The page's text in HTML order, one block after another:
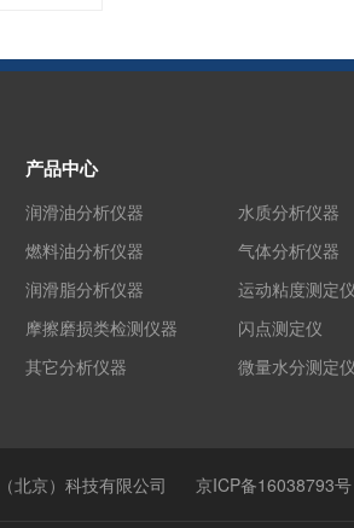
产品中心
润滑油分析仪器
燃料油分析仪器
润滑脂分析仪器
摩擦磨损类检测仪器
其它分析仪器
水质分析仪器
气体分析仪器
运动粘度测定
闪点测定仪
微量水分测定
北京）科技有限公司 京ICP备16038793号